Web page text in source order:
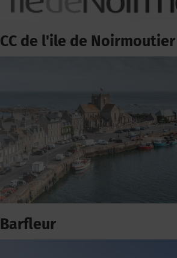
CC de l'ile de Noirmoutier
Barfleur